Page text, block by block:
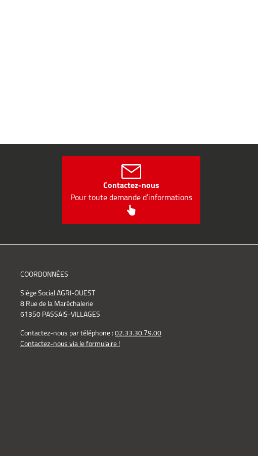
Contactez-nous
Pour toute demande d’informations
COORDONNÉES
Siège Social AGRI-OUEST
8 Rue de la Maréchalerie
61350 PASSAIS-VILLAGES
Contactez-nous par téléphone : 02.33.30.79.00
Contactez-nous via le formulaire !